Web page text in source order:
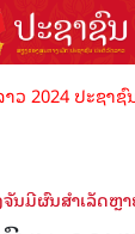
ປະຊາຊົນ
ນມີຜົນສໍາເລັດຫຼ